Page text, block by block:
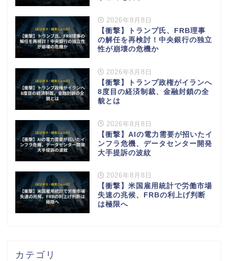
2026年8月8日
【衝撃】トランプ氏、FRB理事
の解任を再検討！中央銀行の独立
性が崩壊の危機か
2026年8月8日
【衝撃】トランプ政権がイランへ
8度目の経済制裁、金融封鎖の全
貌とは
2026年8月8日
【衝撃】AIの電力需要が招いたイ
ンフラ危機、データセンター開発
大手提訴の波紋
2026年8月8日
【衝撃】米国雇用統計で労働市場
失速の兆候、FRBの利上げ判断
は極限へ
カテゴリ